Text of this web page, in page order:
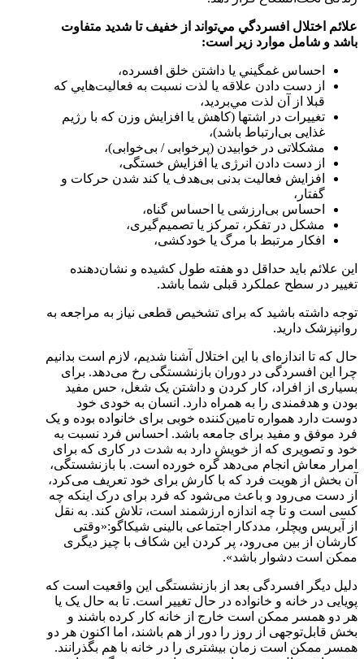
علائم اختلال افسردگي مي‌تواند از خفيف تا شديد متفاوت
باشد و شامل موارد زير است:
احساس غمگيني يا داشتن خلق افسرده،
از دست دادن علاقه يا لذت نسبت به فعاليت‌هايي كه
قبلا از آن لذت مي‌برديد،
تغييرات در اشتها (كاهش يا افزايش وزن که با رژیم
غذایی بی‌ارتباط باشد)،
مشکلاتی در خوابیدن (پرخوابی / بی‌خوابی)،
از دست دادن انرژی یا افزایش خستگی،
افزایش فعالیت بدنی بی‌هدف یا کند شدن حرکات و
گفتار،
احساس بی‌ارزشی یا احساس گناه،
مشکل در تفکر، تمرکز یا تصمیم‌گیری،
افکار مرتبط با مرگ یا خودکشی،
این علائم باید حداقل دو هفته طول کشیده و نشان‌دهنده
تغییر در سطح عملکرد قبلی شما باشد.
توجه داشته باشید که برای تشخیص قطعی نیاز به مراجعه به
روانپزشک دارید.
حال که تا اندازه‌ای با این اختلال آشنا شدیم، لازم است بدانیم
چرا این افسردگی در دوران بازنشستگی رخ می‌دهد. برای
بسیاری از افراد، کار کردن و داشتن یک شغل، حس مفید
بودن و هدفمندی را به همراه دارد. انسان به خودی خود
دوست دارد همواره تامین‌کننده خوبی برای خانواده بوده و یک
فرد موفق و مفید برای جامعه باشد. احساس فرد نسبت به
خود و تصویری که از خویش دارد به شدت در کاری که برای
امرار معاش انجام می‌دهد گره خورده است. با بازنشستگی،
آن بخش از هویت فرد که با کارش برای خود تعریف می‌کرد،
از دست می‌رود و باعث می‌شود که فرد برای درک اینکه چه
کسی است و تا چه اندازه ارزشمند است، تلاش کند. به نقل
از آیریس ویچلر، مددکار اجتماعی بالینی شیکاگو:«وقتی
کارشان از بین می‌رود، پر کردن این شکاف با چیز دیگری
ممکن است دشوار باشد».
دلیل دیگر افسردگی بعد از بازنشستگی این واقعیت است که
پویایی در خانه و خانواده در حال تغییر است. تا به حال یک یا
هر دو همسر ممکن است خارج از خانه کار کرده باشند و
بخش قابل‌توجهی از روز را دور از هم باشند، اما اکنون هر دو
همسر ممکن است زمان بیشتری را در خانه با هم بگذرانند.